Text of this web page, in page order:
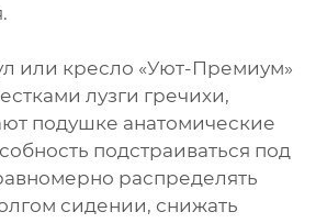
или кресло «Уют-Премиум»
лузги гречихи,
подушке анатомические
подстраиваться под
распределять
сидении, снижать